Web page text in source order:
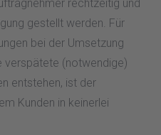
rechtzeitig und
gestellt werden. Für
bei der Umsetzung
verspätete (notwendige)
entstehen, ist der
Kunden in keinerlei